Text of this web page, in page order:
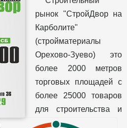
рынок "СтройДвор на
Карболите"
(стройматериалы
Орехово-Зуево) это
более 2000 метров
торговых площадей с
более 25000 товаров
для строительства и